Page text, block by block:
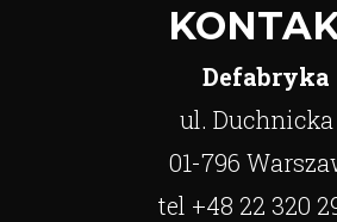
Defabryka
ul. Duchnicka
01-796
tel +48 22 320